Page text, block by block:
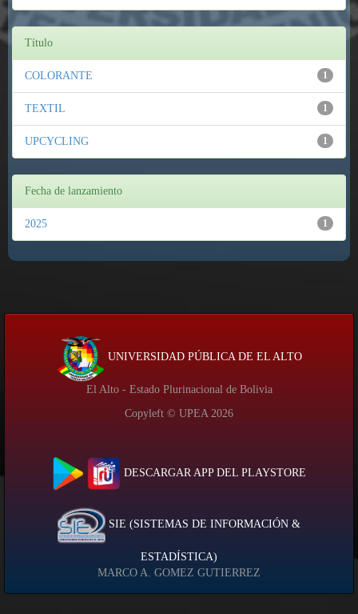
Título
1
COLORANTE
1
TEXTIL
1
UPCYCLING
Fecha de lanzamiento
1
2025
UNIVERSIDAD PÚBLICA DE EL ALTO
El Alto - Estado Plurinacional de Bolivia
Copyleft © UPEA 2026
DESCARGAR APP DEL PLAYSTORE
SIE (SISTEMAS DE INFORMACIÓN &
ESTADÍSTICA)
MARCO A. GOMEZ GUTIERREZ